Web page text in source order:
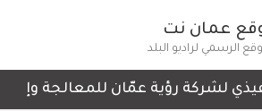
عمان نت
الرسمي لراديو البلد
لشركة رؤية عمّان للمعالجة